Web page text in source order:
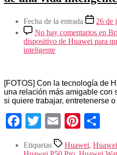
Fecha de la entrada
26 de
No hay comentarios en
dispositivo de Huawei para
inteligente
[FOTOS] Con la tecnología de
una relación más amigable con
si quiere trabajar, entretenerse
Facebook
Twitter
Email
Etiquetas Huawei,